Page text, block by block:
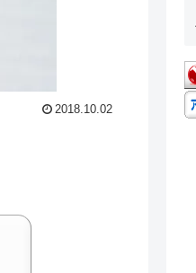
2018.10.02